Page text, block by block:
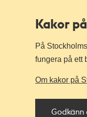
Kakor
På
fungera på ett
Om kakor på
Godkänn